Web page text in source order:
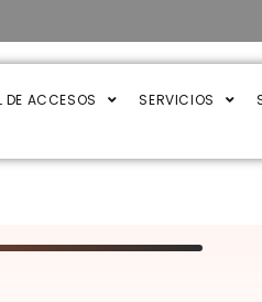
DE ACCESOS SERVICIOS